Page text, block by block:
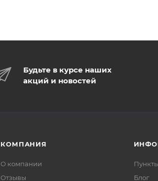
Будьте в курсе наших
акций и новостей
КОМПАНИЯ
О компании
Отзывы
Блог